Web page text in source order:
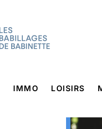
IMMO LOISIRS